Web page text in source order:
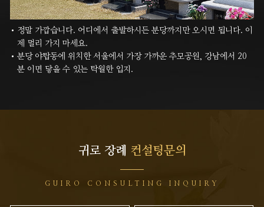
정말 가깝습니다. 어디에서 출발하시든 분당까지만 오시면 됩니다. 이
제 멀리 가지 마세요.
분당 야탑동에 위치한 서울에서 가장 가까운 추모공원, 강남에서 20
분 이면 닿을 수 있는 탁월한 입지.
귀로 장례 컨설팅문의
GUIRO CONSULTING INQUIRY